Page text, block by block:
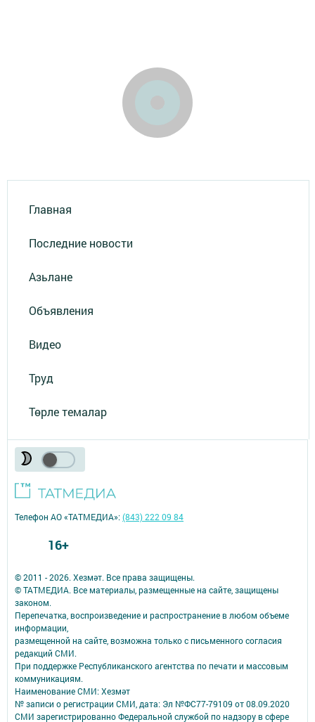
Главная
Последние новости
Азьлане
Объявления
Видео
Труд
Төрле темалар
© 2011 - 2026. Хезмәт. Все права защищены.
© ТАТМЕДИА. Все материалы, размещенные на сайте, защищены
законом.
Перепечатка, воспроизведение и распространение в любом объеме
информации,
размещенной на сайте, возможна только с письменного согласия
редакций СМИ.
При поддержке Республиканского агентства по печати и массовым
коммуникациям.
Наименование СМИ: Хезмәт
№ записи о регистрации СМИ, дата: Эл №ФС77-79109 от 08.09.2020
СМИ зарегистрированно Федеральной службой по надзору в сфере
Телефон АО «ТАТМЕДИА»:(843) 222 09 84
16+